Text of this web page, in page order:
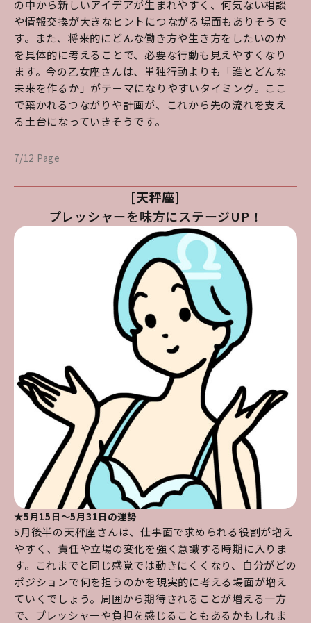
の中から新しいアイデアが生まれやすく、何気ない相談
や情報交換が大きなヒントにつながる場面もありそうで
す。また、将来的にどんな働き方や生き方をしたいのか
を具体的に考えることで、必要な行動も見えやすくなり
ます。今の乙女座さんは、単独行動よりも「誰とどんな
未来を作るか」がテーマになりやすいタイミング。ここ
で築かれるつながりや計画が、これから先の流れを支え
る土台になっていきそうです。
7/12 Page
[天秤座]
プレッシャーを味方にステージUP！
★5月15日～5月31日の運勢
5月後半の天秤座さんは、仕事面で求められる役割が増え
やすく、責任や立場の変化を強く意識する時期に入りま
す。これまでと同じ感覚では動きにくくなり、自分がどの
ポジションで何を担うのかを現実的に考える場面が増え
ていくでしょう。周囲から期待されることが増える一方
で、プレッシャーや負担を感じることもあるかもしれま